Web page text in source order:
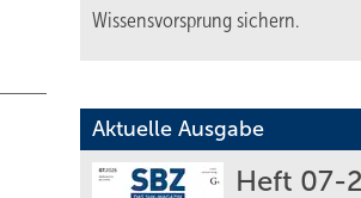
Wissensvorsprung sichern.
Aktuelle Ausgabe
Heft 07-